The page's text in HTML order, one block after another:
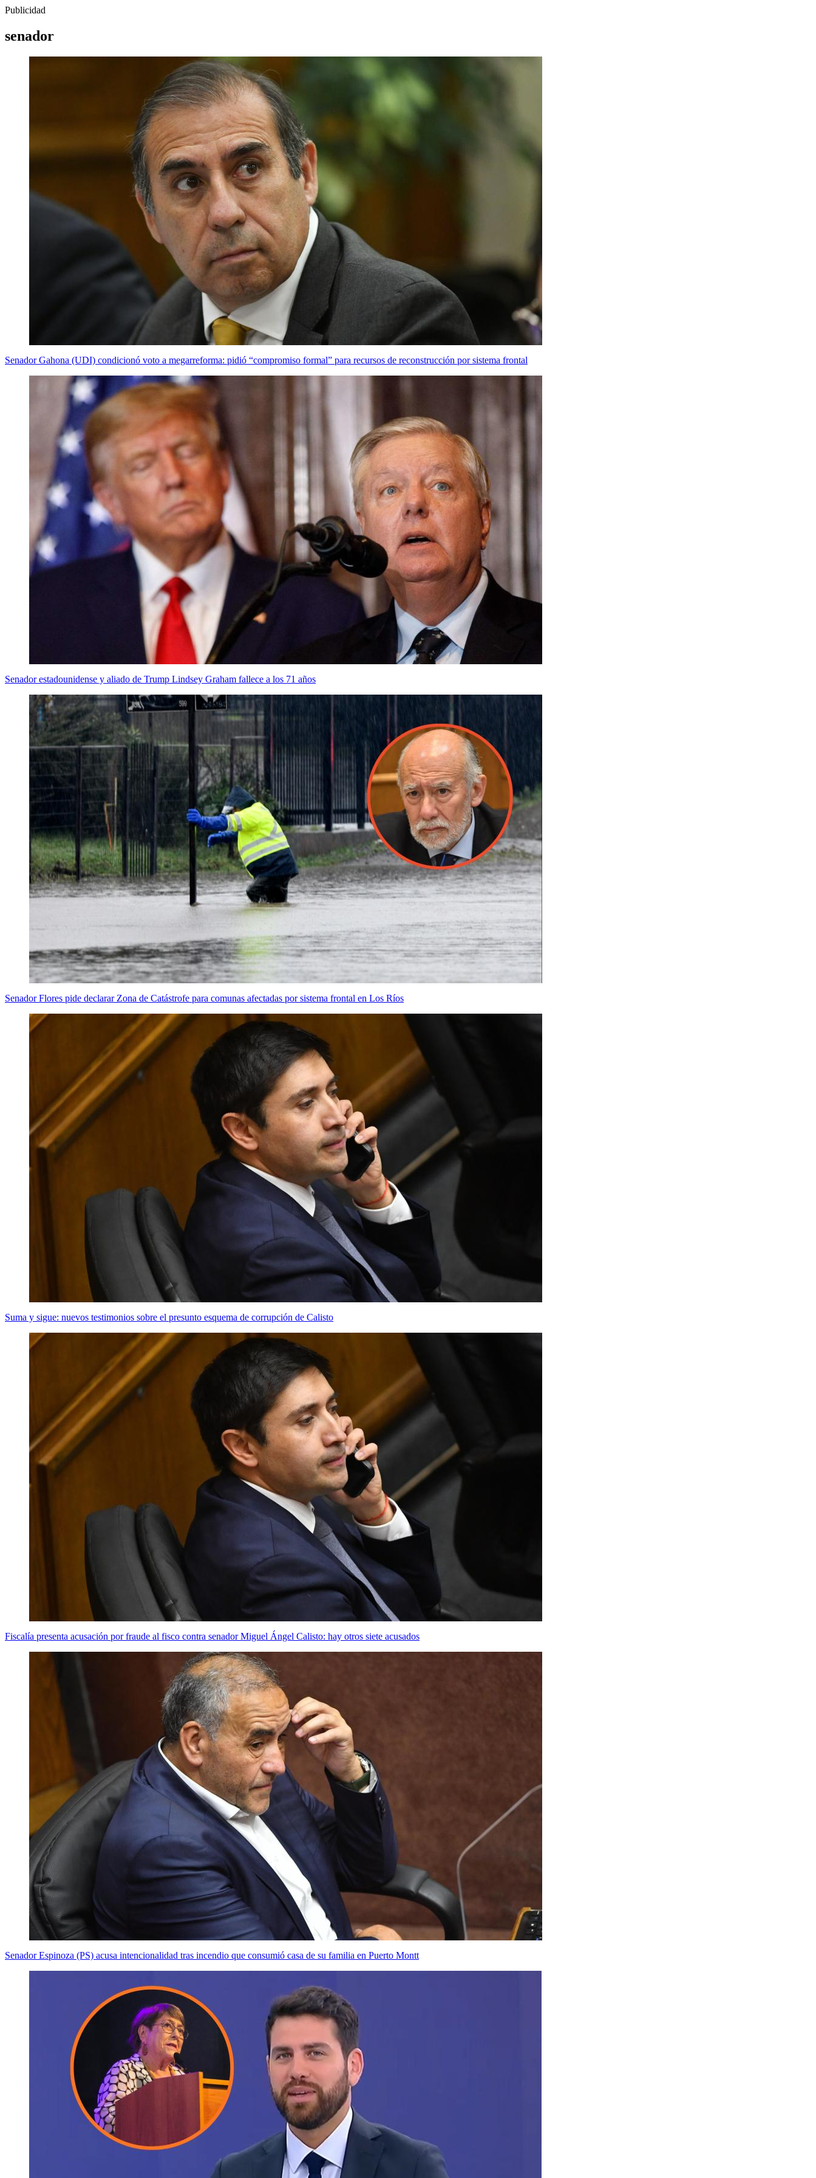
Publicidad
senador
Senador Gahona (UDI) condicionó voto a megarreforma: pidió “compromiso formal” para recursos de reconstrucción por sistema frontal
Senador estadounidense y aliado de Trump Lindsey Graham fallece a los 71 años
Senador Flores pide declarar Zona de Catástrofe para comunas afectadas por sistema frontal en Los Ríos
Suma y sigue: nuevos testimonios sobre el presunto esquema de corrupción de Calisto
Fiscalía presenta acusación por fraude al fisco contra senador Miguel Ángel Calisto: hay otros siete acusados
Senador Espinoza (PS) acusa intencionalidad tras incendio que consumió casa de su familia en Puerto Montt